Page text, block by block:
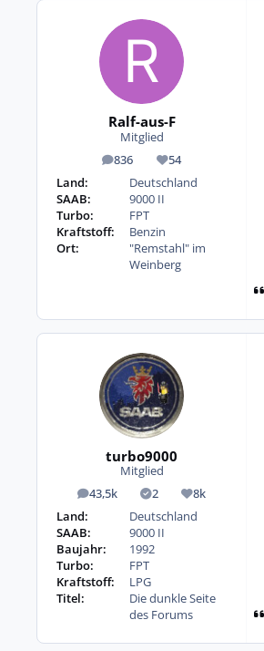
Ralf-aus-F
Mitglied
836
Beiträge 54
Reputation
Land:
Deutschland
SAAB:
9000 II
Turbo:
FPT
Kraftstoff:
Benzin
Ort:
"Remstahl" im
Weinberg
turbo9000
Mitglied
43,5k
Beiträge 2
Lösungen
8k
Reputation
Land:
Deutschland
SAAB:
9000 II
Baujahr:
1992
Turbo:
FPT
Kraftstoff:
LPG
Titel:
Die dunkle Seite
des Forums